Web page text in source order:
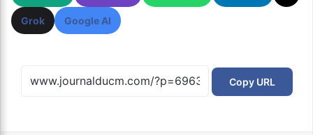
Grok Google AI
Copy URL